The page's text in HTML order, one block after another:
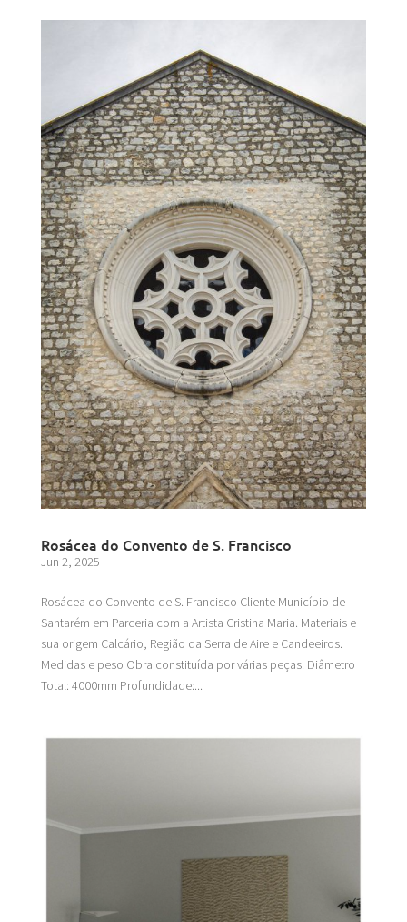
Rosácea do Convento de S. Francisco
Jun 2, 2025
Rosácea do Convento de S. Francisco Cliente Município de
Santarém em Parceria com a Artista Cristina Maria. Materiais e
sua origem Calcário, Região da Serra de Aire e Candeeiros.
Medidas e peso Obra constituída por várias peças. Diâmetro
Total: 4000mm Profundidade:...